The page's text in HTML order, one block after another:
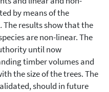
by means of the
results show that the
are non-linear. The
until now
timber volumes and
the size of the trees. The
should in future